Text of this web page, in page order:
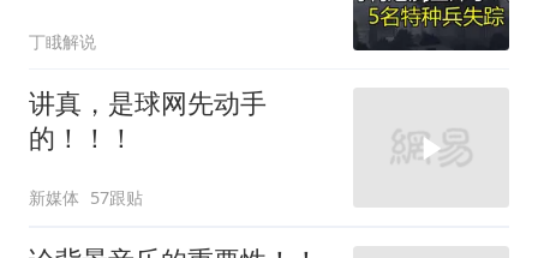
丁睋解说
讲真，是球网先动手
的！！！
新媒体 57跟贴